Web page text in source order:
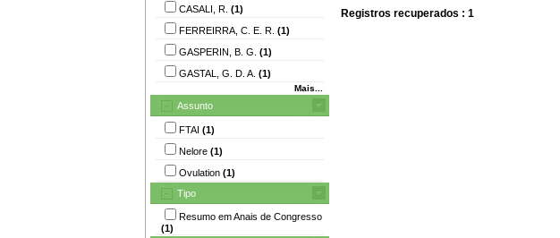
CASALI, R. (1)
FERREIRRA, C. E. R. (1)
GASPERIN, B. G. (1)
GASTAL, G. D. A. (1)
Mais...
Assunto
FTAI (1)
Nelore (1)
Ovulation (1)
Tipo
Resumo em Anais de Congresso
(1)
Registros recuperados : 1